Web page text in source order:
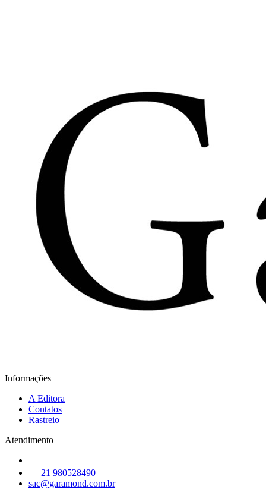
Informações
A Editora
Contatos
Rastreio
Atendimento
21 980528490
sac@garamond.com.br